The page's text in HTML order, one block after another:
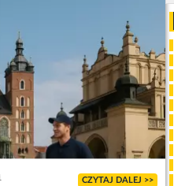
CZYTAJ DALEJ >>